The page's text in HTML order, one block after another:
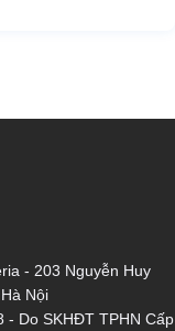
- 203 Nguyễn Huy
Nội
- Do SKHĐT TPHN Cấp